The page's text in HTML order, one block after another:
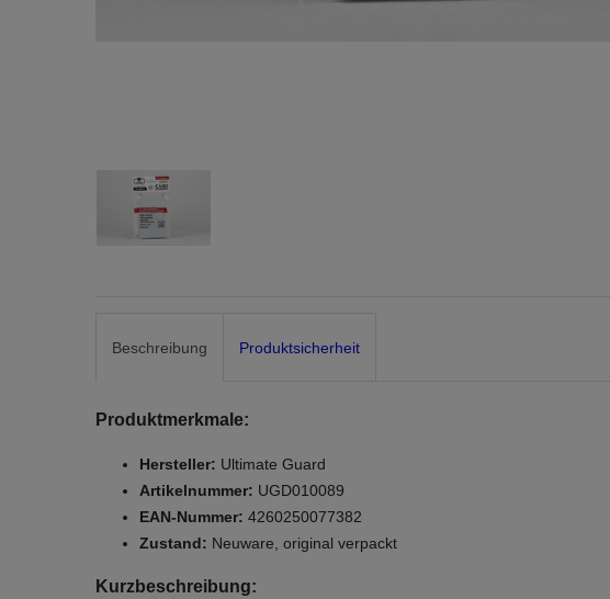
Beschreibung Produktsicherheit
Produktmerkmale:
Hersteller: Ultimate Guard
Artikelnummer: UGD010089
EAN-Nummer: 4260250077382
Zustand: Neuware, original verpackt
Kurzbeschreibung: